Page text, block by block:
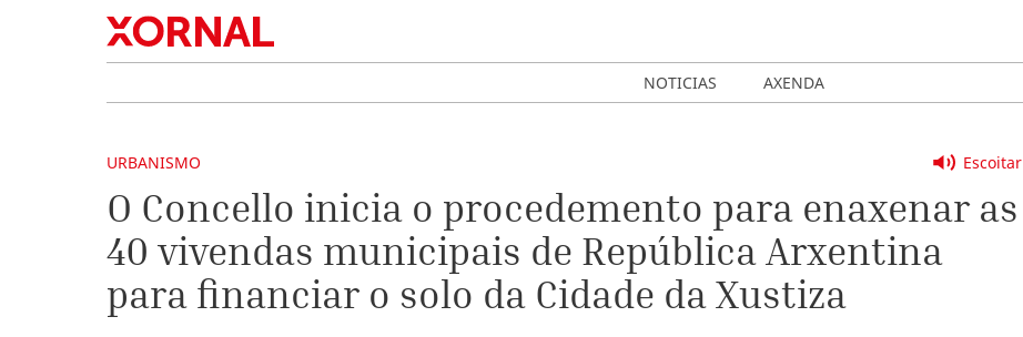
NOTICIAS AXENDA
Escoitar
URBANISMO
O Concello inicia o procedemento para enaxenar as
40 vivendas municipais de República Arxentina
para financiar o solo da Cidade da Xustiza